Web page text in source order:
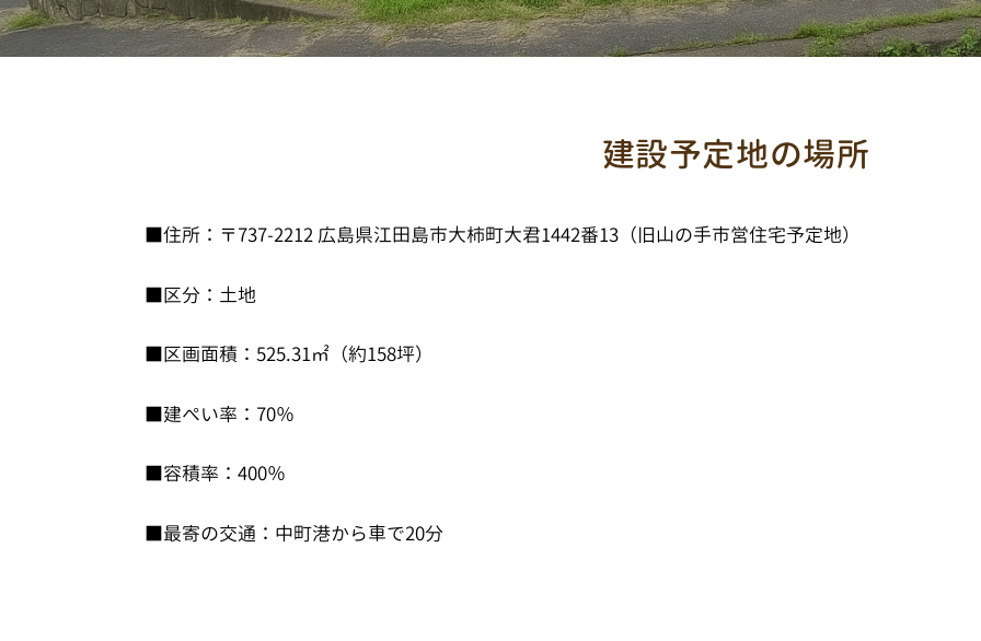
建設予定地の場所
■住所：〒737-2212 広島県江田島市大柿町大君1442番13（旧山の手市営住宅予定地）
■区分：土地
■区画面積：525.31㎡（約158坪）
■建ぺい率：70％
■容積率：400％
■最寄の交通：中町港から車で20分